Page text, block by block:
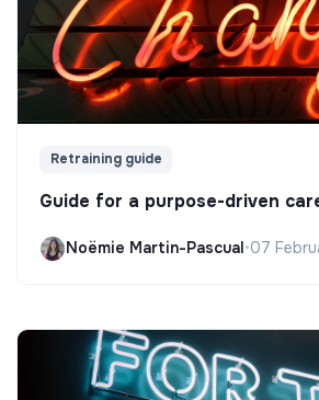
Retraining guide
Guide for a purpose-driven
Noëmie Martin-Pascual•07